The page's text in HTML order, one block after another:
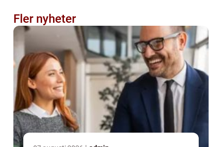
Fler nyheter